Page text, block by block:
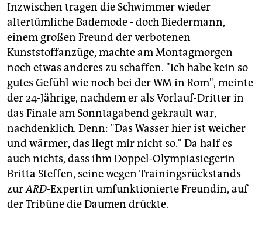
Inzwischen tragen die Schwimmer wieder
altertümliche Bademode - doch Biedermann,
einem großen Freund der verbotenen
Kunststoffanzüge, machte am Montagmorgen
noch etwas anderes zu schaffen. "Ich habe kein so
gutes Gefühl wie noch bei der WM in Rom", meinte
der 24-Jährige, nachdem er als Vorlauf-Dritter in
das Finale am Sonntagabend gekrault war,
nachdenklich. Denn: "Das Wasser hier ist weicher
und wärmer, das liegt mir nicht so." Da half es
auch nichts, dass ihm Doppel-Olympiasiegerin
Britta Steffen, seine wegen Trainingsrückstands
zurARD-Expertin umfunktionierte Freundin, auf
der Tribüne die Daumen drückte.